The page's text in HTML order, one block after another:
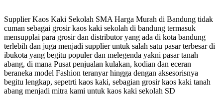
Supplier Kaos Kaki Sekolah SMA Harga Murah di Bandung tidak
cuman sebagai grosir kaos kaki sekolah di bandung termasuk
mensupplai para grosir dan distributor yang ada di kota bandung
terlebih dan juga menjadi supplier untuk salah satu pasar terbesar di
ibukota yang begitu populer dan melegenda yakni pasar tanah
abang, di mana Pusat penjualan kulakan, kodian dan eceran
beraneka model Fashion teranyar hingga dengan aksesorisnya
begitu lengkap, sepetrti kaos kaki, sebagian grosir kaos kaki tanah
abang menjadi mitra kami untuk kaos kaki sekolah SD